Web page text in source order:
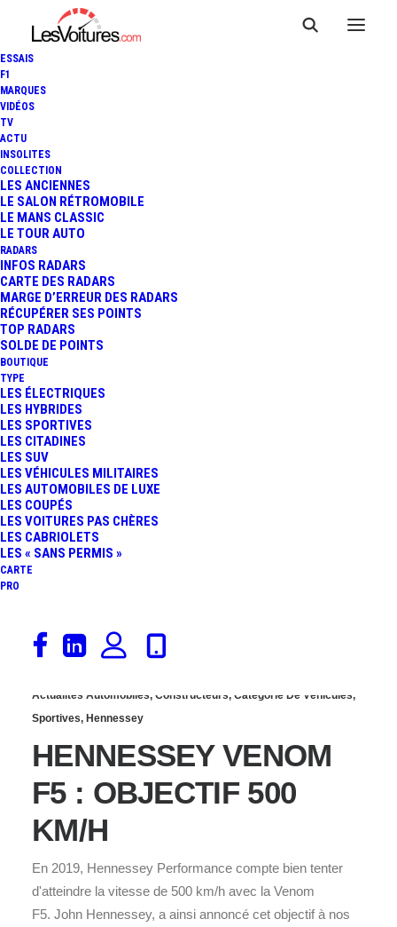
ESSAIS
F1
MARQUES
VIDÉOS
TV
ACTU
INSOLITES
COLLECTION
LES ANCIENNES
LE SALON RÉTROMOBILE
LE MANS CLASSIC
LE TOUR AUTO
RADARS
INFOS RADARS
CARTE DES RADARS
MARGE D’ERREUR DES RADARS
RÉCUPÉRER SES POINTS
TOP RADARS
SOLDE DE POINTS
BOUTIQUE
TYPE
LES ÉLECTRIQUES
LES HYBRIDES
LES SPORTIVES
LES CITADINES
LES SUV
LES VÉHICULES MILITAIRES
LES AUTOMOBILES DE LUXE
LES COUPÉS
LES VOITURES PAS CHÈRES
LES CABRIOLETS
LES « SANS PERMIS »
CARTE
PRO
17 décembre 2020
HENNESSEY VENOM F5 :
VOICI « L’ANTI-BUGATTI
CHIRON »
Actualités Automobiles, Constructeurs, Catégorie De Véhicules,
Sportives, Hennessey
HENNESSEY VENOM
F5 : OBJECTIF 500
KM/H
En 2019, Hennessey Performance compte bien tenter
d'atteindre la vitesse de 500 km/h avec la Venom
F5. John Hennessey, a ainsi annoncé cet objectif à nos